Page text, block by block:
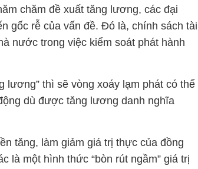
chăm đề xuất tăng lương, các đại
gốc rễ của vấn đề. Đó là, chính sách tài
nước trong việc kiểm soát phát hành
lương” thì sẽ vòng xoáy lạm phát có thể
dù được tăng lương danh nghĩa
tăng, làm giảm giá trị thực của đồng
là một hình thức “bòn rút ngầm” giá trị